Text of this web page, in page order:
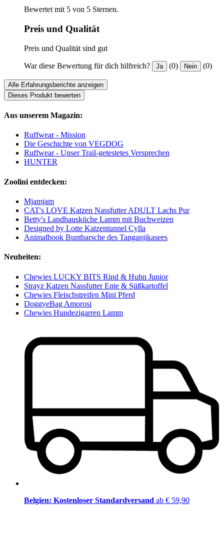
Bewertet mit 5 von 5 Sternen.
Preis und Qualität
Preis und Qualität sind gut
War diese Bewertung für dich hilfreich? Ja (0) Nein (0)
Alle Erfahrungsberichte anzeigen
Dieses Produkt bewerten
Aus unserem Magazin:
Ruffwear - Mission
Die Geschichte von VEGDOG
Ruffwear - Unser Trail-getestetes Versprechen
HUNTER
Zoolini entdecken:
Mjamjam
CAT's LOVE Katzen Nassfutter ADULT Lachs Pur
Betty's Landhausküche Lamm mit Buchweizen
Designed by Lotte Katzentunnel Cylla
Animalbook Buntbarsche des Tanganjikasees
Neuheiten:
Chewies LUCKY BITS Rind & Huhn Junior
Strayz Katzen Nassfutter Ente & Süßkartoffel
Chewies Fleischstreifen Mini Pferd
DoggyeBag Amorosi
Chewies Hundezigarren Lamm
Belgien: Kostenloser Standardversand ab € 59,90